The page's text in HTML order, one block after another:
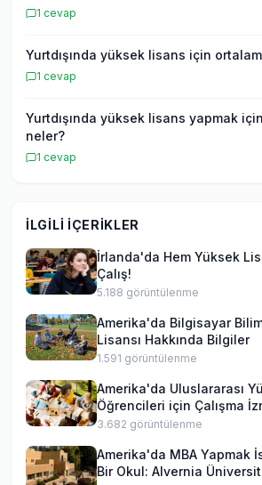
1 cevap
Yurtdışında yüksek lisans için
1 cevap
Yurtdışında yüksek lisans yapmak
neler?
1 cevap
İLGILI İÇERIKLER
İrlanda'da Hem Yüksek
Çalış!
5.188 görüntülenme
Amerika'da Bilgisayar
Lisansı Hakkında Bilgiler
1.591 görüntülenme
Amerika'da Uluslararası
Öğrencileri için Çalışma
3.682 görüntülenme
Amerika'da MBA Yapmak
Bir Okul: Alvernia